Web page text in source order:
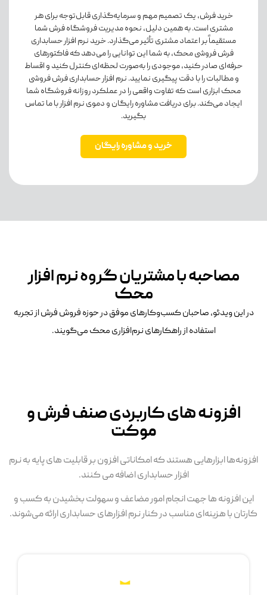
خرید فرش، یک تصمیم مهم و سرمایه‌گذاری قابل‌توجه برای هر
مشتری است. به همین دلیل، نحوه مدیریت فروشگاه فرش شما
مستقیماً بر اعتماد مشتری تأثیر می‌گذارد. خرید نرم افزار حسابداری
فرش فروشی محک، به شما این توانایی را می‌دهد که فاکتورهای
حرفه‌ای صادر کنید، موجودی را به‌صورت لحظه‌ای کنترل کنید و اقساط
و مطالبات را با دقت پیگیری نمایید. نرم افزار حسابداری فرش فروشی
محک ابزاری است که تفاوت واقعی را در عملکرد روزانه فروشگاه شما
ایجاد می‌کند. برای دریافت مشاوره رایگان و دموی نرم افزار با ما تماس
بگیرید.
خرید و مشاوره رایگان
مصاحبه با مشتریان گروه نرم افزار
محک
در این ویدئو، صاحبان کسب‌وکارهای موفق در حوزه فروش فرش از تجربه
استفاده از راهکارهای نرم‌افزاری محک می‌گویند.
افزونه های کاربردی صنف فرش و
موکت
افزونه‌ها ابزارهایی هستند که امکاناتی افزون بر قابلیت های پایه به نرم
افزار حسابداری اضافه می کنند.
این افزونه ها جهت انجام امور مضاعف و سهولت بخشیدن به کسب و
کارتان با هزینه‌ای مناسب در کنار نرم افزارهای حسابداری ارائه می‌شوند.